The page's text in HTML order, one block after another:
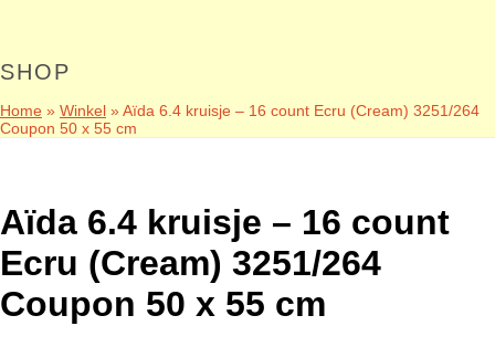
SHOP
Home » Winkel »Aïda 6.4 kruisje – 16 count Ecru (Cream) 3251/264
Coupon 50 x 55 cm
Aïda 6.4 kruisje – 16 count
Ecru (Cream) 3251/264
Coupon 50 x 55 cm